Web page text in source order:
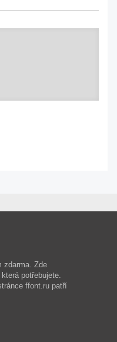
zdarma. Zde
potřebujete.
ffont.ru patří